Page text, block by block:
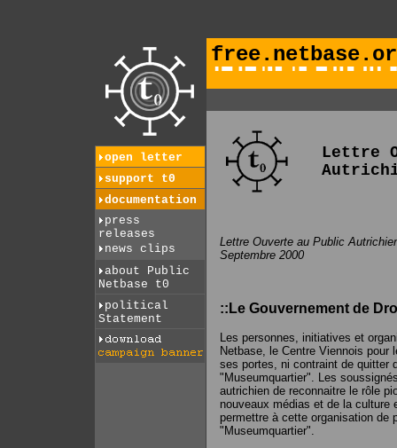
open letter
support t0
documentation
press
releases
news clips
about Public
Netbase t0
political
Statement
Lettre
Lettre Ouverte au Public
Septembre 2000
::Le Gouvernement de
Les personnes, initiatives et
Netbase, le Centre Viennois
ses portes, ni contraint de quitter
"Museumquartier". Les
autrichien de reconnaitre le rôle
nouveaux médias et de la culture
permettre à cette organisation de
"Museumquartier".